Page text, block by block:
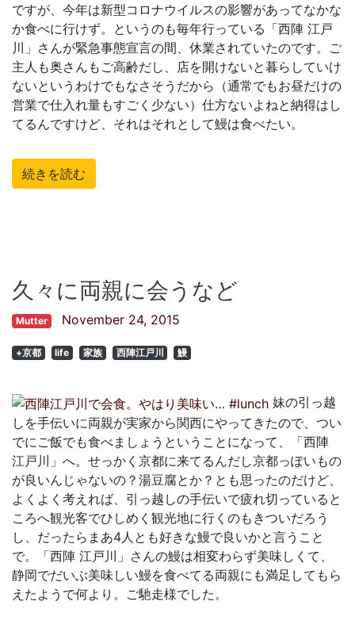
ですが、今年は新型コロナウイルスの影響があってなかな
か食べに行けず。というのも毎年行っている「西陣 江戸
川」さんが緊急事態宣言の間、休業されていたのです。ご
主人も奥さんもご高齢だし、店を開けないと暮らしていけ
ないというわけでもなさそうだから（通常でもお昼だけの
営業で仕入れ量もすごく少ない）仕方ないよねと納得はし
てるんですけど、それはそれとして鰻は食べたい。
続きを読む
久々に両親に会うなど
Mutter November 24, 2015
+京都 life 家族 西陣江戸川 鰻
妹の引っ越
しを手伝いに両親が実家から関西にやってきたので、つい
でにご飯でも食べましょうということになって、「西陣
江戸川」へ。せっかく京都に来てるんだし京都っぽいもの
が良いんじゃないの？湯豆腐とか？とも思ったのだけど、
よくよく考えれば、引っ越しの手伝いで疲れ切っていると
ころへ観光客でひしめく観光地に行くのもきついだろう
し、だったらまあ4人とも好きな鰻で良いかと言うこと
で。「西陣 江戸川」さんの鰻は相変わらず美味しくて、
静岡でだいぶ美味しい鰻を食べてる両親にも満足してもら
えたようで何より。ご馳走様でした。